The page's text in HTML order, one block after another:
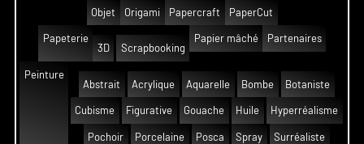
Objet Origami Papercraft PaperCut
Papeterie
3D
Scrapbooking
Papier mâché Partenaires
Peinture
Abstrait
Acrylique Aquarelle Bombe Botaniste
Cubisme Figurative Gouache Huile Hyperréalisme
Pochoir Porcelaine Posca Spray Surréaliste